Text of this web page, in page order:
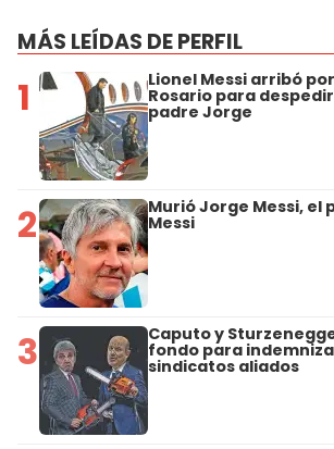
MÁS LEÍDAS DE PERFIL
1 Lionel Messi arribó
Rosario para
padre Jorge
2 Murió Jorge Messi, el
Messi
3 Caputo y
fondo para
sindicatos aliados